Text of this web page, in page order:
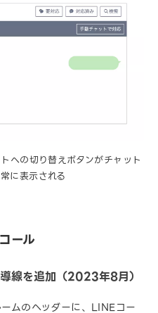
への切り替えボタンがチャット
に表示される
ール
線を追加（2023年8月）
ムのヘッダーに、LINEコー